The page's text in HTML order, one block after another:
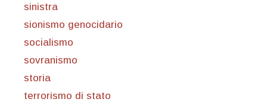
sinistra
sionismo genocidario
socialismo
sovranismo
storia
terrorismo di stato